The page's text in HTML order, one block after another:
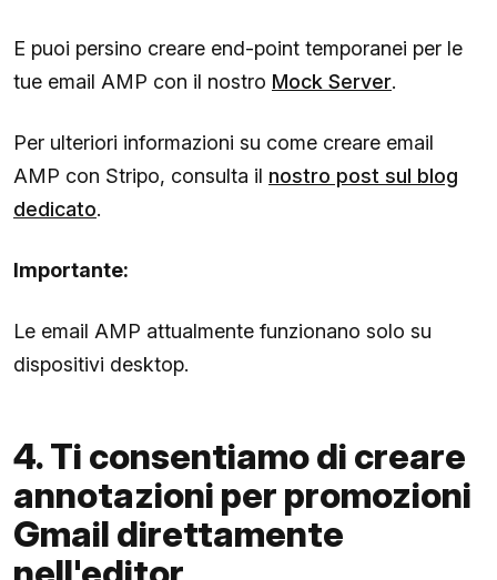
E puoi persino creare end-point temporanei per le
tue email AMP con il nostro Mock Server.
Per ulteriori informazioni su come creare email
AMP con Stripo, consulta il nostro post sul blog
dedicato.
Importante:
Le email AMP attualmente funzionano solo su
dispositivi desktop.
4. Ti consentiamo di creare
annotazioni per promozioni
Gmail direttamente